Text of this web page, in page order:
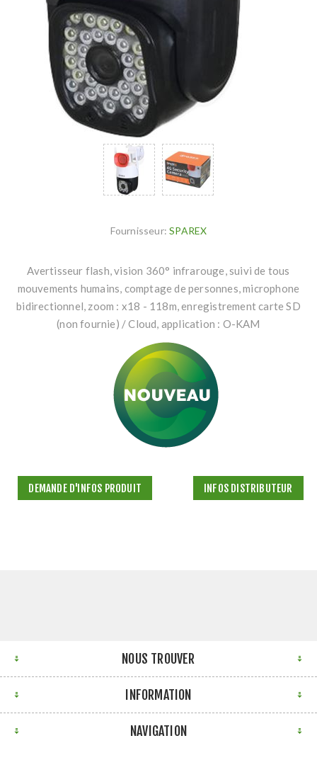
Fournisseur: SPAREX
Avertisseur flash, vision 360° infrarouge, suivi de tous
mouvements humains, comptage de personnes, microphone
bidirectionnel, zoom : x18 - 118m, enregistrement carte SD
(non fournie) / Cloud, application : O-KAM
DEMANDE D'INFOS PRODUIT INFOS DISTRIBUTEUR
NOUS TROUVER
INFORMATION
NAVIGATION